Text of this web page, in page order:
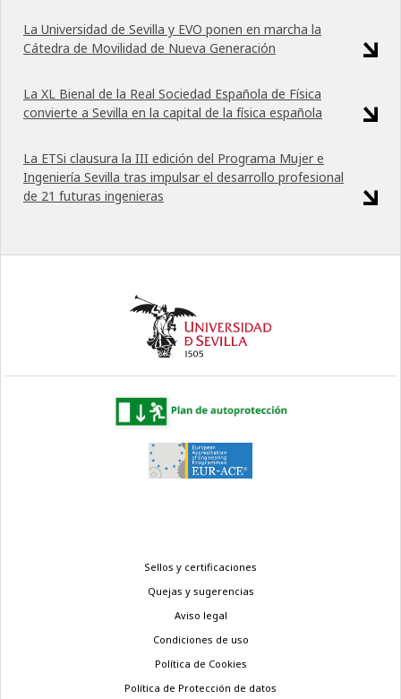
La Universidad de Sevilla y EVO ponen en marcha la
Cátedra de Movilidad de Nueva Generación
La XL Bienal de la Real Sociedad Española de Física
convierte a Sevilla en la capital de la física española
La ETSi clausura la III edición del Programa Mujer e
Ingeniería Sevilla tras impulsar el desarrollo profesional
de 21 futuras ingenieras
Sellos y certificaciones
Quejas y sugerencias
Aviso legal
Condiciones de uso
Política de Cookies
Política de Protección de datos